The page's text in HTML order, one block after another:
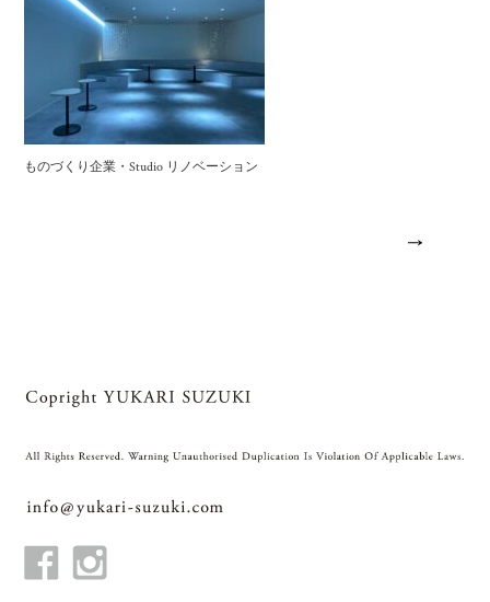
ものづくり企業・Studio リノベーション